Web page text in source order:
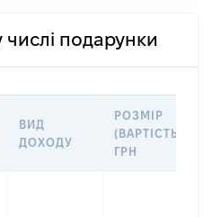
числі подарунки
ВИД
ДОХОДУ
РОЗМІР
(ВАРТІСТЬ),
ГРН